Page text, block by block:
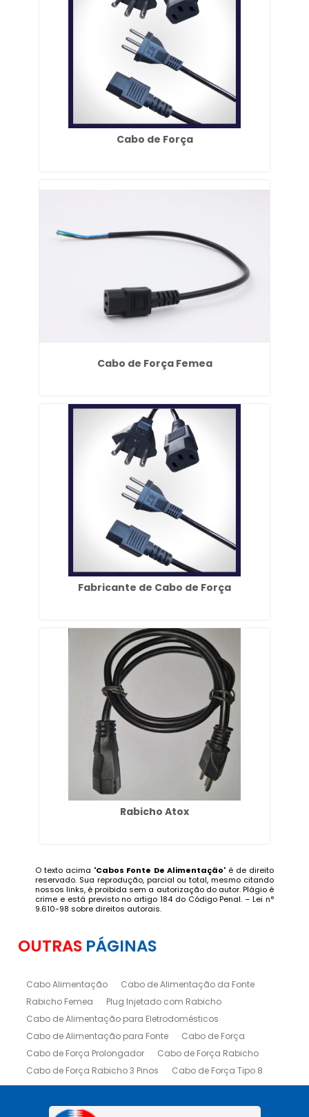
Cabo de Força
Cabo de Força Femea
Fabricante de Cabo de Força
Rabicho Atox
O texto acima "Cabos Fonte De Alimentação" é de direito
reservado. Sua reprodução, parcial ou total, mesmo citando
nossos links, é proibida sem a autorização do autor. Plágio é
crime e está previsto no artigo 184 do Código Penal. – Lei n°
9.610-98 sobre direitos autorais.
OUTRAS PÁGINAS
Cabo Alimentação
Cabo de Alimentação da Fonte
Rabicho Femea
Plug Injetado com Rabicho
Cabo de Alimentação para Eletrodomésticos
Cabo de Alimentação para Fonte
Cabo de Força
Cabo de Força Prolongador
Cabo de Força Rabicho
Cabo de Força Rabicho 3 Pinos
Cabo de Força Tipo 8
Cabo Fêmea Iec
Cabo Fonte de Alimentação
Rabicho Macho para Cabos